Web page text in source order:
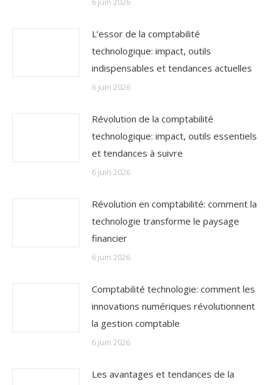
L’essor de la comptabilité
technologique: impact, outils
indispensables et tendances actuelles
6 juin 2026
Révolution de la comptabilité
technologique: impact, outils essentiels
et tendances à suivre
6 juin 2026
Révolution en comptabilité: comment la
technologie transforme le paysage
financier
6 juin 2026
Comptabilité technologie: comment les
innovations numériques révolutionnent
la gestion comptable
6 juin 2026
Les avantages et tendances de la